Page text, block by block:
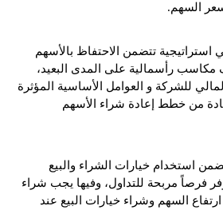
سعر السهم.
تتضمن الاحتفاظ بالأسهم
مكاسب رأسمالية على المدى البعيد،
للشركة و العوامل الأساسية المؤثرة
من خطط إعادة شراء الأسهم
استخدام خيارات الشراء والبيع
فرصاً مربحة للتداول، وفيها يجب شراء
السهم وشراء خيارات البيع عند